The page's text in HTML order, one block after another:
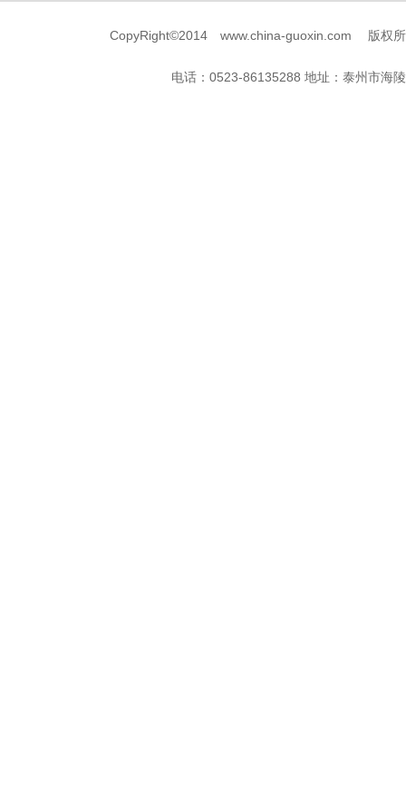
CopyRight©2014 www.china-guoxin.com 版权所
电话：0523-86135288 地址： 泰州市海